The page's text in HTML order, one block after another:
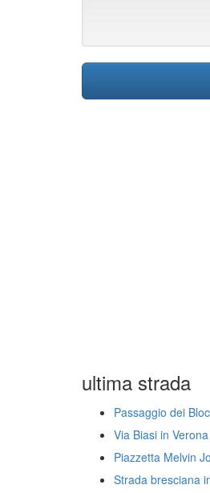
ultima strada
Passaggio dei
Via Biasi in Verona
Piazzetta Melvin
Strada bresciana